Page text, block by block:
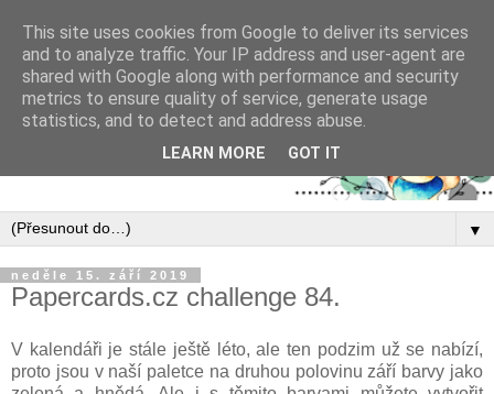
▼
neděle 15. září 2019
Papercards.cz challenge 84.
V kalendáři je stále ještě léto, ale ten podzim už se nabízí,
proto jsou v naší paletce na druhou polovinu září barvy jako
This site uses cookies from Google to deliver its services
and to analyze traffic. Your IP address and user-agent are
shared with Google along with performance and security
metrics to ensure quality of service, generate usage
statistics, and to detect and address abuse.
LEARN MORE GOT IT